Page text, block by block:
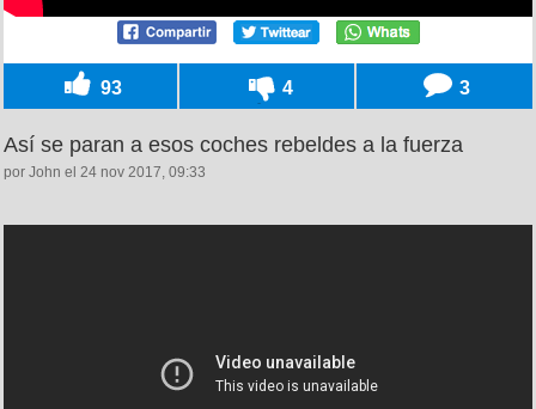
93 4 3
Así se paran a esos coches rebeldes a la fuerza
por John el 24 nov 2017, 09:33